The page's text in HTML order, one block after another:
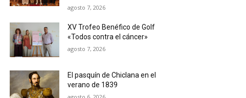
agosto 7, 2026
XV Trofeo Benéfico de Golf
«Todos contra el cáncer»
agosto 7, 2026
El pasquín de Chiclana en el
verano de 1839